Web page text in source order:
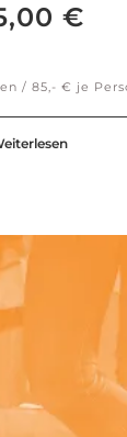
€
/ 85,- € je